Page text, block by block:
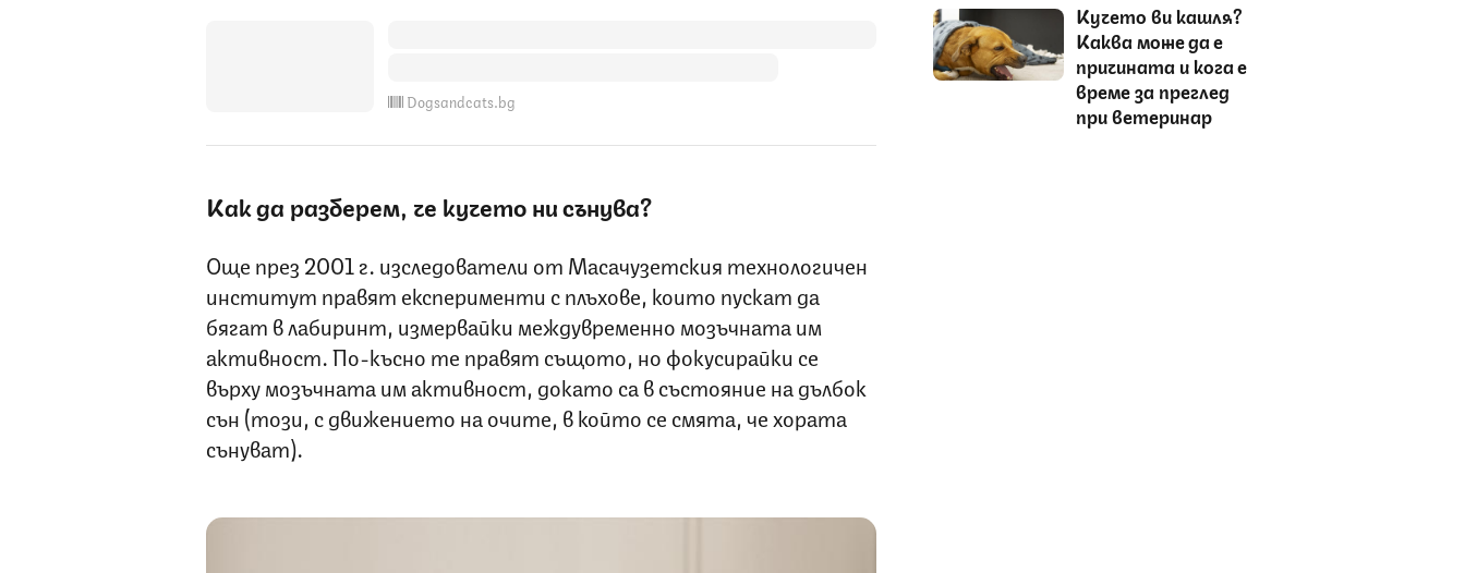
Dogsandcats.bg
Как да разберем, че кучето ни сънува?
Още през 2001 г. изследователи от Масачузетския технологичен
институт правят експерименти с плъхове, които пускат да
бягат в лабиринт, измервайки междувременно мозъчната им
активност. По-късно те правят същото, но фокусирайки се
върху мозъчната им активност, докато са в състояние на дълбок
сън (този, с движението на очите, в който се смята, че хората
сънуват).
Кучето ви кашля?
Каква може да е
причината и кога е
време за преглед
при ветеринар